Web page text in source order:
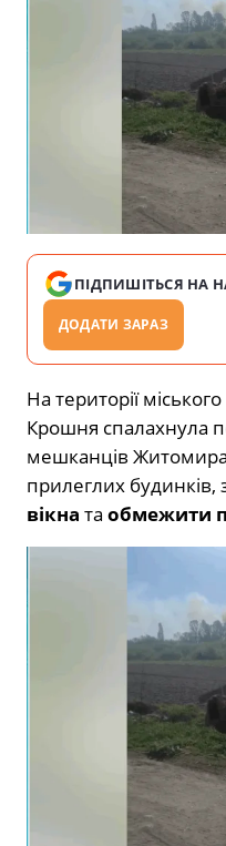
ПІДПИШІТЬСЯ НА
ДОДАТИ ЗАРАЗ
На території
Крошня спалахнула
мешканців
прилеглих будинків,
вікна та обмежити